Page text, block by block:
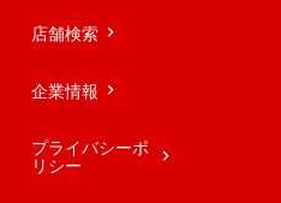
のパリッと焼き上げた熱々の
ダウンロードのうえ、この10
店舗検索
企業情報
プライバシーポ
リシー